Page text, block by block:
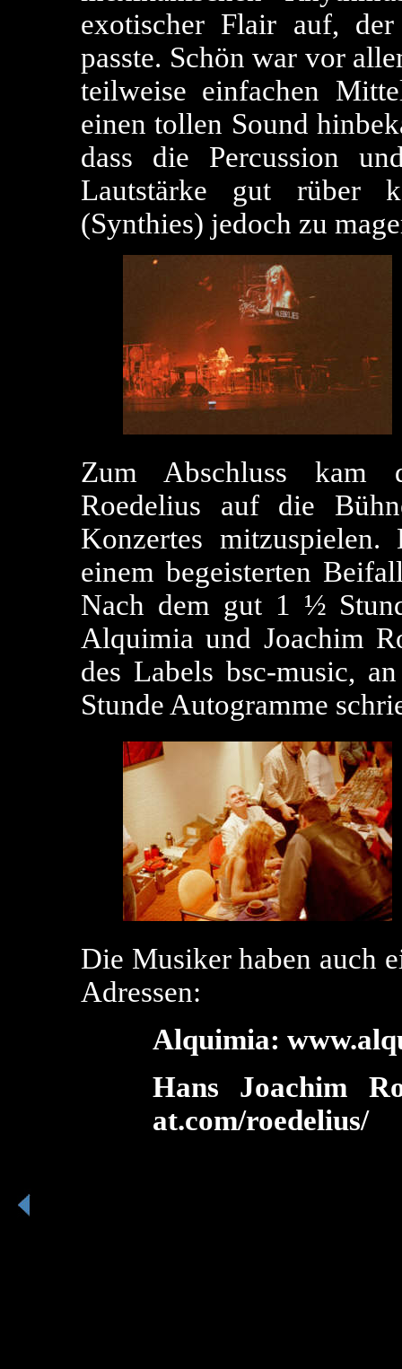
exotischer Flair auf,
passte. Schön war vor
teilweise einfachen
einen tollen Sound
dass die Percussion
Lautstärke gut rüber
(Synthies) jedoch zu
Zum Abschluss kam
Roedelius auf die
Konzertes
einem begeisterten
Nach dem gut 1 ½
Alquimia und Joachim
des Labels bsc-music,
Stunde Autogramme
Die Musiker haben auch
Adressen:
Alquimia:
Hans Joachim
at.com/roedelius/